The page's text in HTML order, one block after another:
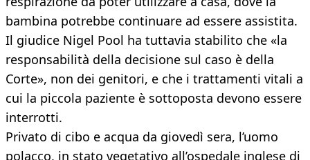
bambina potrebbe continuare ad essere assistita.
Il giudice Nigel Pool ha tuttavia stabilito che «la
responsabilità della decisione sul caso è della
Corte», non dei genitori, e che i trattamenti vitali a
cui la piccola paziente è sottoposta devono essere
interrotti.
Privato di cibo e acqua da giovedì sera, l’uomo
polacco, in stato vegetativo all’ospedale inglese di